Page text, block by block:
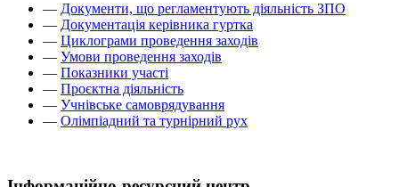
— Документи, що регламентують діяльність ЗПО
— Документація керівника гуртка
— Циклограми проведення заходів
— Умови проведення заходів
— Показники участі
— Проєктна діяльність
— Учнівське самоврядування
— Олімпіадний та турнірний рух